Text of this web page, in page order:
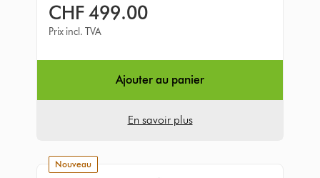
out
of
from
CHF 499.00
Prix incl. TVA
Ajouter au panier
En savoir plus
nouveau